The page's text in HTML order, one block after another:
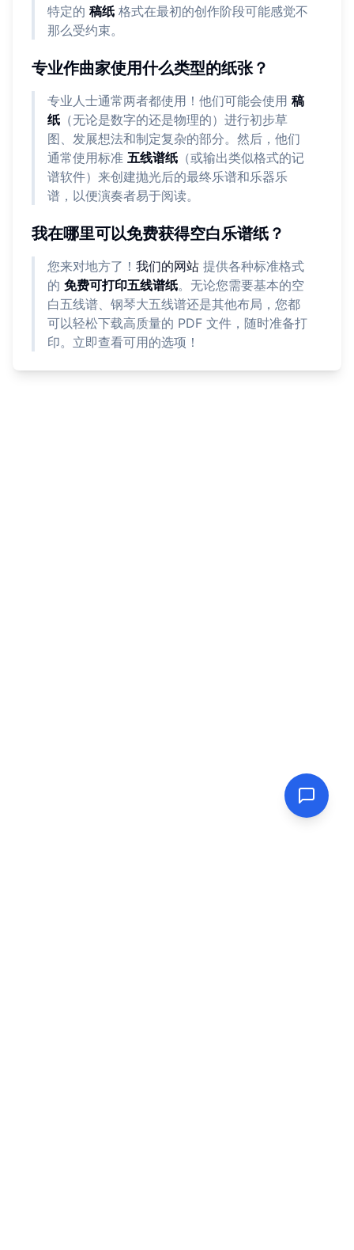
特定的 稿纸 格式在最初的创作阶段可能感觉不
那么受约束。
专业作曲家使用什么类型的纸张？
专业人士通常两者都使用！他们可能会使用 稿
纸 （无论是数字的还是物理的）进行初步草
图、发展想法和制定复杂的部分。然后，他们
通常使用标准 五线谱纸 （或输出类似格式的记
谱软件）来创建抛光后的最终乐谱和乐器乐
谱，以便演奏者易于阅读。
我在哪里可以免费获得空白乐谱纸？
您来对地方了！ 我们的网站 提供各种标准格式
的 免费可打印五线谱纸。无论您需要基本的空
白五线谱、钢琴大五线谱还是其他布局，您都
可以轻松下载高质量的 PDF 文件，随时准备打
印。立即查看可用的选项！